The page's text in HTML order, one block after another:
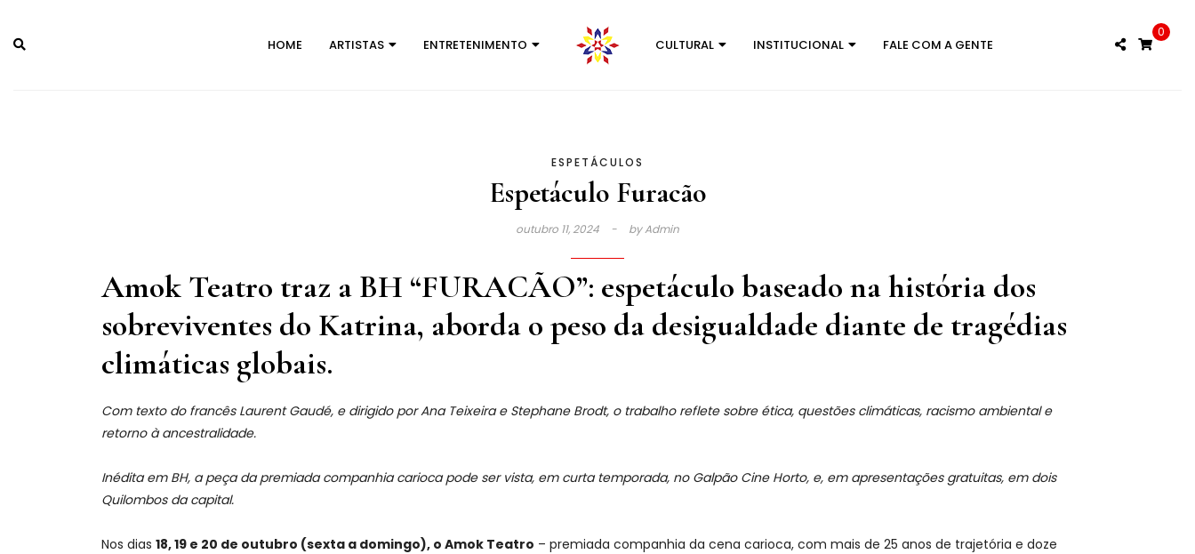
content
HOME ARTISTAS ENTRETENIMENTO CULTURAL INSTITUCIONAL FALE COM A GENTE
0
ESPETÁCULOS
Espetáculo Furacão
outubro 11, 2024 byAdmin
Amok Teatro traz a BH “FURACÃO”: espetáculo baseado na história dos
sobreviventes do Katrina, aborda o peso da desigualdade diante de tragédias
climáticas globais.
Com texto do francês Laurent Gaudé, e dirigido porAna Teixeira e Stephane Brodt, o trabalho reflete sobre ética, questões climáticas, racismo ambiental e
retorno à ancestralidade.
Inédita em BH, a peça da premiada companhia carioca pode ser vista, em curta temporada, no Galpão Cine Horto, e, em apresentações gratuitas, em dois
Quilombos da capital.
Nos dias 18, 19 e 20 de outubro (sexta a domingo), o Amok Teatro – premiada companhia da cena carioca, com mais de 25 anos de trajetória e doze